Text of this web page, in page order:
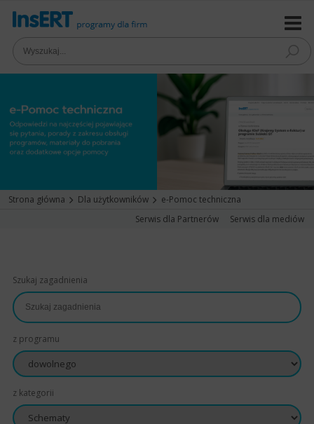
Strona główna Dla użytkowników
e-Pomoc techniczna
Serwis dla Partnerów
Serwis dla mediów
Szukaj zagadnienia
z programu
z kategorii